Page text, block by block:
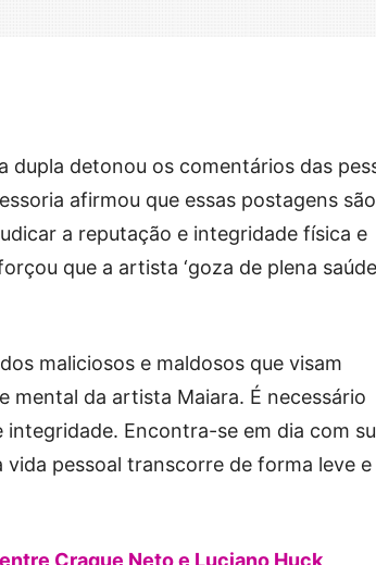
dupla detonou os comentários das
afirmou que essas postagens são
a reputação e integridade física e
que a artista ‘goza de plena
maliciosos e maldosos que visam
mental da artista Maiara. É necessário
integridade. Encontra-se em dia com
pessoal transcorre de forma leve e
Craque Neto e Luciano Huck